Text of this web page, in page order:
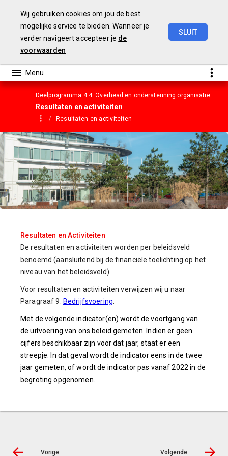
Wij gebruiken cookies om jou de best
mogelijke service te bieden. Wanneer je
verder navigeert accepteer je de
voorwaarden
SLUIT
Deelprogramma 4.4: Overhead en ondersteuning organisatie
Resultaten en activiteiten
Resultaten en activiteiten
Resultaten en Activiteiten
De resultaten en activiteiten worden per beleidsveld
benoemd (aansluitend bij de financiële toelichting op het
niveau van het beleidsveld)
Voor resultaten en activiteiten verwijzen wij u naar
Paragraaf 9: Bedrijfsvoering
Met de volgende indicator(en) wordt de voortgang van
de uitvoering van ons beleid gemeten. Indien er geen
cijfers beschikbaar zijn voor dat jaar, staat er een
streepje. In dat geval wordt de indicator eens in de twee
jaar gemeten, of wordt de indicator pas vanaf 2022 in de
begroting opgenomen.
Vorige Volgende